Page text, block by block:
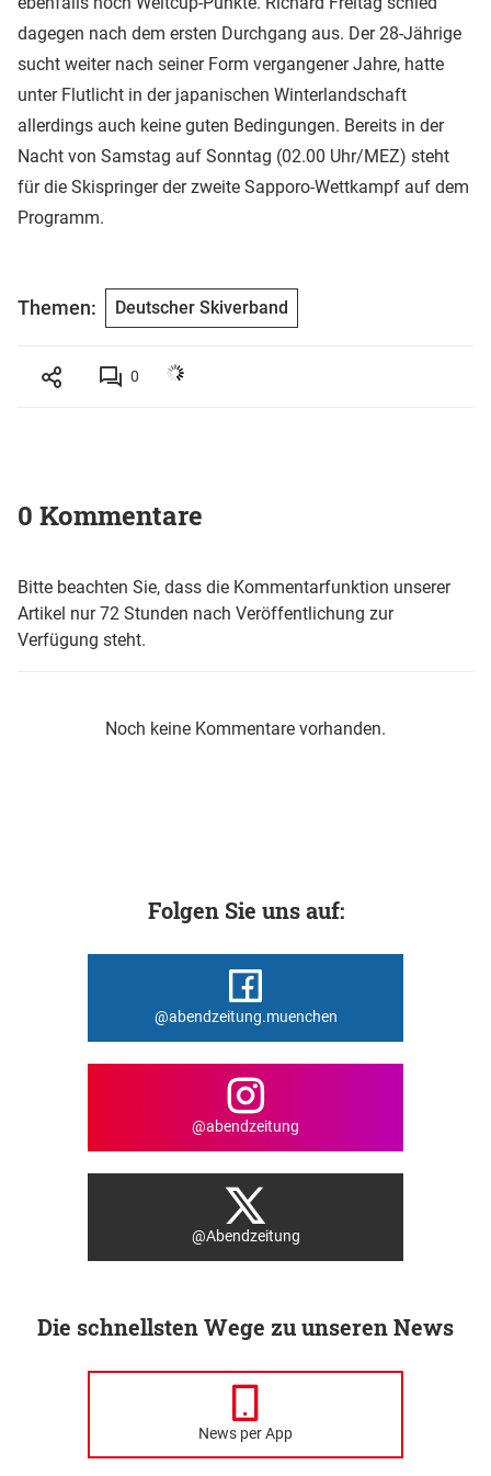
dagegen nach dem ersten Durchgang aus. Der 28-Jährige
sucht weiter nach seiner Form vergangener Jahre, hatte
unter Flutlicht in der japanischen Winterlandschaft
allerdings auch keine guten Bedingungen. Bereits in der
Nacht von Samstag auf Sonntag (02.00 Uhr/MEZ) steht
für die Skispringer der zweite Sapporo-Wettkampf auf dem
Programm.
Themen: Deutscher Skiverband
0
0 Kommentare
Bitte beachten Sie, dass die Kommentarfunktion unserer
Artikel nur 72 Stunden nach Veröffentlichung zur
Verfügung steht.
Noch keine Kommentare vorhanden.
Folgen Sie uns auf:
@abendzeitung.muenchen
@abendzeitung
@Abendzeitung
Die schnellsten Wege zu unseren News
News per App